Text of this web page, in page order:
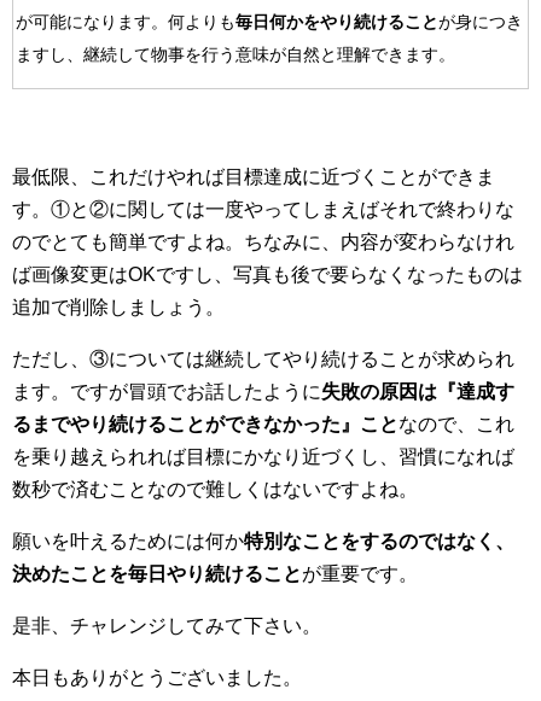
が可能になります。何よりも毎日何かをやり続けることが身につき
ますし、継続して物事を行う意味が自然と理解できます。
最低限、これだけやれば目標達成に近づくことができま
す。①と②に関しては一度やってしまえばそれで終わりな
のでとても簡単ですよね。ちなみに、内容が変わらなけれ
ば画像変更はOKですし、写真も後で要らなくなったものは
追加で削除しましょう。
ただし、③については継続してやり続けることが求められ
ます。ですが冒頭でお話したように失敗の原因は『達成す
るまでやり続けることができなかった』ことなので、これ
を乗り越えられれば目標にかなり近づくし、習慣になれば
数秒で済むことなので難しくはないですよね。
願いを叶えるためには何か特別なことをするのではなく、
決めたことを毎日やり続けることが重要です。
是非、チャレンジしてみて下さい。
本日もありがとうございました。